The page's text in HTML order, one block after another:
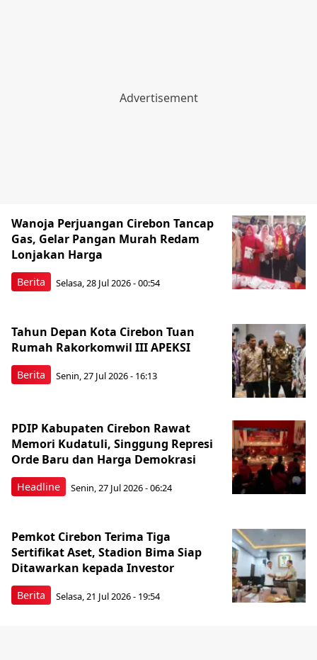
Berita
Wanoja Perjuangan Cirebon Tancap
Gas, Gelar Pangan Murah Redam
Lonjakan Harga
Selasa, 28 Jul 2026 - 00:54
Berita
Tahun Depan Kota Cirebon Tuan
Rumah Rakorkomwil III APEKSI
Senin, 27 Jul 2026 - 16:13
Headline
PDIP Kabupaten Cirebon Rawat
Memori Kudatuli, Singgung Represi
Orde Baru dan Harga Demokrasi
Senin, 27 Jul 2026 - 06:24
Berita
Pemkot Cirebon Terima Tiga
Sertifikat Aset, Stadion Bima Siap
Ditawarkan kepada Investor
Selasa, 21 Jul 2026 - 19:54